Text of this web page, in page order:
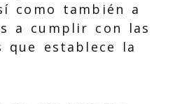
como también a
a cumplir con las
que establece la